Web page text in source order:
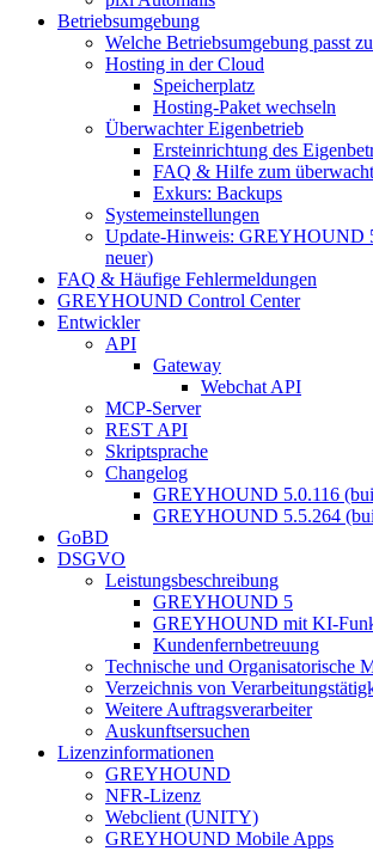
Betriebsumgebung
Welche Betriebsumgebung passt
Hosting in der Cloud
Speicherplatz
Hosting-Paket wechseln
Überwachter Eigenbetrieb
Ersteinrichtung des
FAQ & Hilfe zum
Exkurs: Backups
Systemeinstellungen
Update-Hinweis: GREYHOUND
neuer)
FAQ & Häufige Fehlermeldungen
GREYHOUND Control Center
Entwickler
API
Gateway
Webchat API
MCP-Server
REST API
Skriptsprache
Changelog
GREYHOUND 5.0.116
GREYHOUND 5.5.264
GoBD
DSGVO
Leistungsbeschreibung
GREYHOUND 5
GREYHOUND mit KI-
Kundenfernbetreuung
Technische und Organisatorische
Verzeichnis von
Weitere Auftragsverarbeiter
Auskunftsersuchen
Lizenzinformationen
GREYHOUND
NFR-Lizenz
Webclient (UNITY)
GREYHOUND Mobile Apps